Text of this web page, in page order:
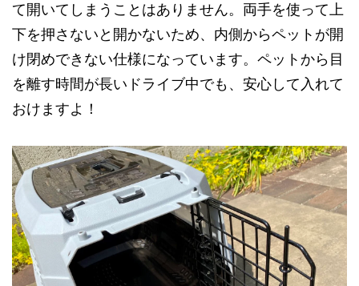
て開いてしまうことはありません。両手を使って上
下を押さないと開かないため、内側からペットが開
け閉めできない仕様になっています。ペットから目
を離す時間が長いドライブ中でも、安心して入れて
おけますよ！